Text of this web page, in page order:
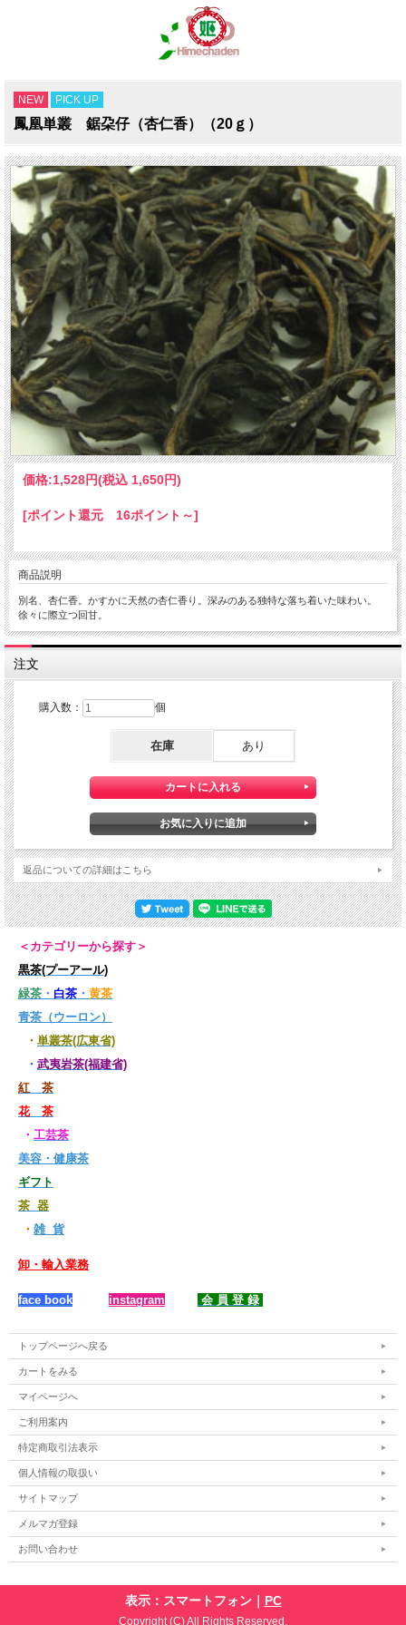
NEW PICK UP
鳳凰単叢 鋸朶仔（杏仁香）（20ｇ）
価格:1,528円(税込 1,650円)
[ポイント還元 16ポイント～]
商品説明
別名、杏仁香。かすかに天然の杏仁香り。深みのある独特な落ち着いた味わい。
徐々に際立つ回甘。
注文
購入数： 個
在庫 あり
返品についての詳細はこちら
＜カテゴリーから探す＞
黒茶(プーアール)
緑茶 ・ 白茶 ・ 黄茶
青茶（ウーロン）
・ 単叢茶(広東省)
・ 武夷岩茶(福建省)
紅 茶
花 茶
・ 工芸茶
美容・健康茶
ギフト
茶 器
・ 雑 貨
卸・輸入業務
face book instagram 会 員 登 録
トップページへ戻る
カートをみる
マイページへ
ご利用案内
特定商取引法表示
個人情報の取扱い
サイトマップ
メルマガ登録
お問い合わせ
表示：スマートフォン｜ PC
Copyright (C) All Rights Reserved.